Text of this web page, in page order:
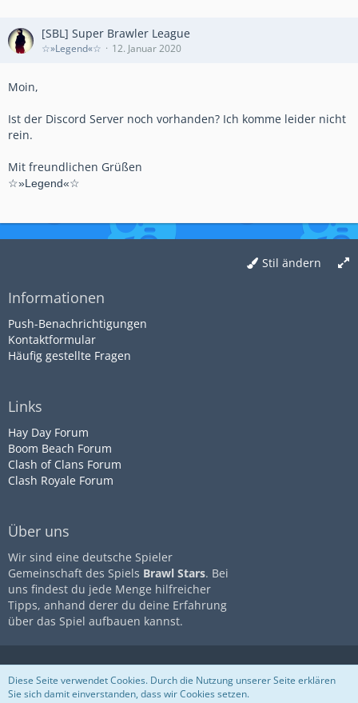
[SBL] Super Brawler League
☆»Legend«☆ 12. Januar 2020
Moin,
Ist der Discord Server noch vorhanden? Ich komme leider nicht
rein.
Mit freundlichen Grüßen
☆»Legend«☆
Stil ändern
Informationen
Push-Benachrichtigungen
Kontaktformular
Häufig gestellte Fragen
Links
Hay Day Forum
Boom Beach Forum
Clash of Clans Forum
Clash Royale Forum
Über uns
Wir sind eine deutsche Spieler
Gemeinschaft des Spiels Brawl Stars. Bei
uns findest du jede Menge hilfreicher
Tipps, anhand derer du deine Erfahrung
über das Spiel aufbauen kannst.
Diese Seite ist nicht mit dem
UnternehmenSupercellassoziiert
Community-Software:WoltLab
Impressum
Datenschutz
Nutzungsbestimmungen
Diese Seite verwendet Cookies. Durch die Nutzung unserer Seite erklären
Sie sich damit einverstanden, dass wir Cookies setzen.